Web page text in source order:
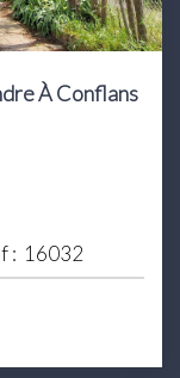
À Conflans
: 16032